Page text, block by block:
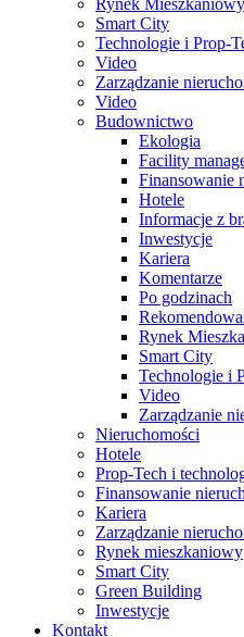
Rynek Mieszkaniowy
Smart City
Technologie i Prop-
Video
Zarządzanie
Video
Budownictwo
Ekologia
Facility
Finansowanie
Hotele
Informacje z
Inwestycje
Kariera
Komentarze
Po godzinach
Rynek
Smart City
Technologie i
Video
Zarządzanie
Nieruchomości
Hotele
Prop-Tech i
Finansowanie
Kariera
Zarządzanie
Rynek mieszkaniowy
Smart City
Green Building
Inwestycje
Kontakt